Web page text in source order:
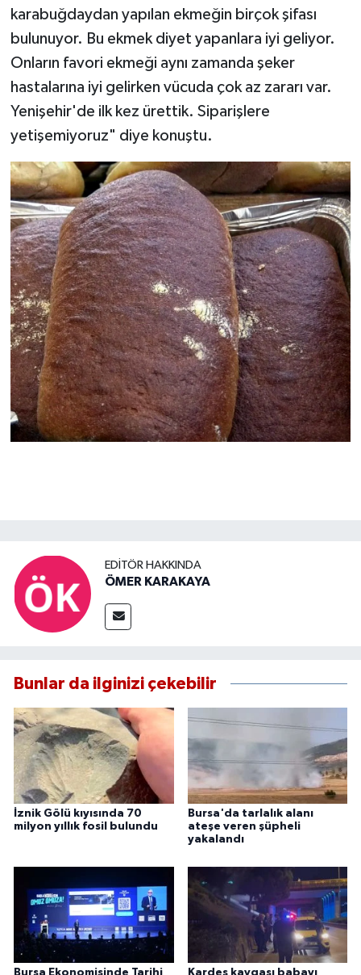
karabuğdaydan yapılan ekmeğin birçok şifası
bulunuyor. Bu ekmek diyet yapanlara iyi geliyor.
Onların favori ekmeği aynı zamanda şeker
hastalarına iyi gelirken vücuda çok az zararı var.
Yenişehir'de ilk kez ürettik. Siparişlere
yetişemiyoruz" diye konuştu.
EDITÖR HAKKINDA
ÖMER KARAKAYA
Bunlar da ilginizi çekebilir
İznik Gölü kıyısında 70
milyon yıllık fosil bulundu
Bursa'da tarlalık alanı
ateşe veren şüpheli
yakalandı
Bursa Ekonomisinde Tarihi Kardeş kavgası babayı